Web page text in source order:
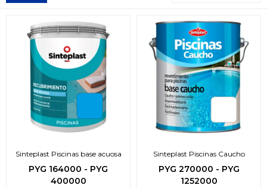
Sinteplast Piscinas base acuosa
PYG 164000 - PYG
400000
Sinteplast Piscinas Caucho
PYG 270000 - PYG
1252000